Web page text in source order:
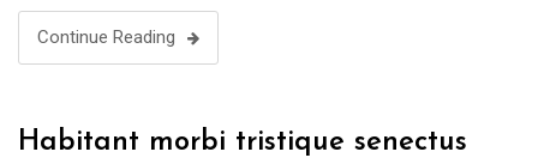
Continue Reading
Habitant morbi tristique senectus